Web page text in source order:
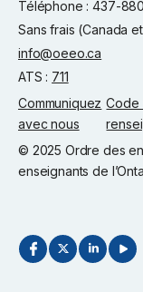
Téléphone : 437-
Sans frais (Canada
info@oeeo.ca
ATS : 711
Communiquez
avec nous
Code
© 2025 Ordre des
enseignants de